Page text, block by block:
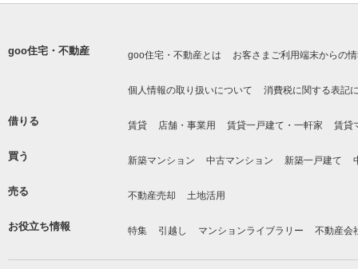
goo住宅・不動産 goo住宅・不動産とは お客さまご利用端末からの
個人情報の取り扱いについて 消費税に関する表記
借りる 賃貸 店舗・事業用 賃貸一戸建て・一軒家 賃貸
買う 新築マンション 中古マンション 新築一戸建て
売る 不動産売却 土地活用
お役立ち情報 特集 引越し マンションライブラリー 不動産会